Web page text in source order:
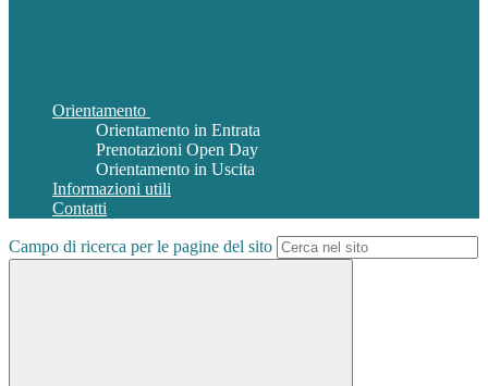
Orientamento
Orientamento in Entrata
Prenotazioni Open Day
Orientamento in Uscita
Informazioni utili
Contatti
Campo di ricerca per le pagine del sito